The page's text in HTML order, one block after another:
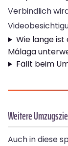
Verbindlich
Wie lange
Málaga
Fällt beim
Weitere
Auch in diese